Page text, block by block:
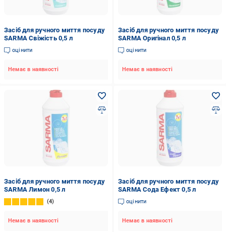
Засіб для ручного миття посуду
SARMA Свіжість 0,5 л
оцінити
Немає в наявності
Засіб для ручного миття посуду
SARMA Оригінал 0,5 л
оцінити
Немає в наявності
Засіб для ручного миття посуду
SARMA Лимон 0,5 л
4
Немає в наявності
Засіб для ручного миття посуду
SARMA Сода Ефект 0,5 л
оцінити
Немає в наявності